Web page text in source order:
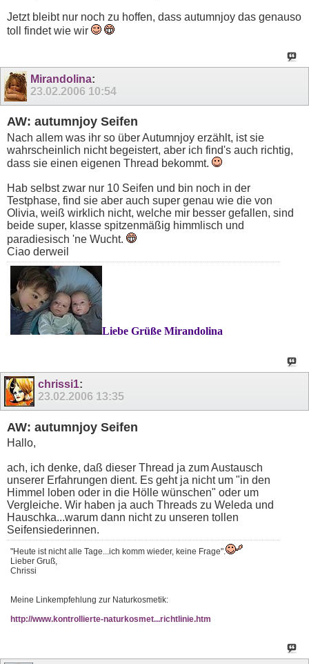
Jetzt bleibt nur noch zu hoffen, dass autumnjoy das genauso
toll findet wie wir
Mirandolina:
23.02.2006 10:54
AW: autumnjoy Seifen
Nach allem was ihr so über Autumnjoy erzählt, ist sie
wahrscheinlich nicht begeistert, aber ich find's auch richtig,
dass sie einen eigenen Thread bekommt.
Hab selbst zwar nur 10 Seifen und bin noch in der
Testphase, find sie aber auch super genau wie die von
Olivia, weiß wirklich nicht, welche mir besser gefallen, sind
beide super, klasse spitzenmäßig himmlisch und
paradiesisch 'ne Wucht.
Ciao derweil
Liebe Grüße Mirandolina
chrissi1:
23.02.2006 13:35
AW: autumnjoy Seifen
Hallo,
ach, ich denke, daß dieser Thread ja zum Austausch
unserer Erfahrungen dient. Es geht ja nicht um "in den
Himmel loben oder in die Hölle wünschen" oder um
Vergleiche. Wir haben ja auch Threads zu Weleda und
Hauschka...warum dann nicht zu unseren tollen
Seifensiederinnen.
"Heute ist nicht alle Tage...ich komm wieder, keine Frage".
Lieber Gruß,
Chrissi
Meine Linkempfehlung zur Naturkosmetik:
http://www.kontrollierte-naturkosmet...richtlinie.htm